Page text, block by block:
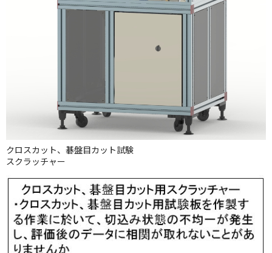
クロスカット、碁盤目カット試験
スクラッチャー